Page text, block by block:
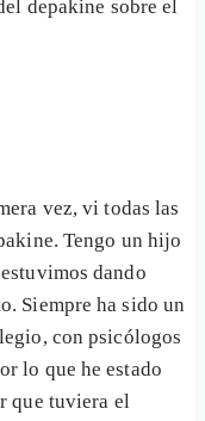
depakine sobre el
vez, vi todas las
Tengo un hijo
dando
Siempre ha sido un
con psicólogos
lo que he estado
que tuviera el